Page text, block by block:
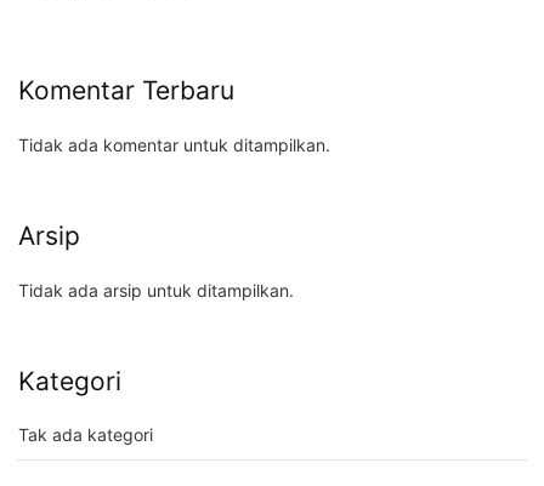
Komentar Terbaru
Tidak ada komentar untuk ditampilkan.
Arsip
Tidak ada arsip untuk ditampilkan.
Kategori
Tak ada kategori